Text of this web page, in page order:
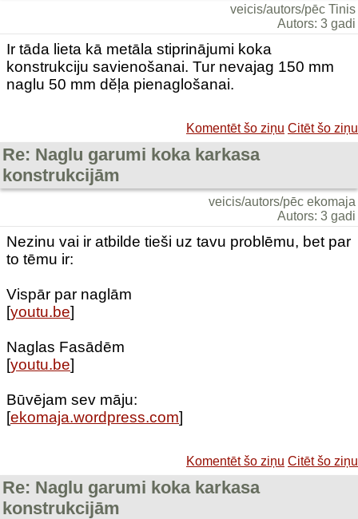
veicis/autors/pēc Tinis
Autors: 3 gadi
Ir tāda lieta kā metāla stiprinājumi koka
konstrukciju savienošanai. Tur nevajag 150 mm
naglu 50 mm dĕļa pienaglošanai.
Komentēt šo ziņu Citēt šo ziņu
Re: Naglu garumi koka karkasa
konstrukcijām
veicis/autors/pēc ekomaja
Autors: 3 gadi
Nezinu vai ir atbilde tieši uz tavu problēmu, bet par
to tēmu ir:
Vispār par naglām
[youtu.be]
Naglas Fasādēm
[youtu.be]
Būvējam sev māju:
[ekomaja.wordpress.com]
Komentēt šo ziņu Citēt šo ziņu
Re: Naglu garumi koka karkasa
konstrukcijām